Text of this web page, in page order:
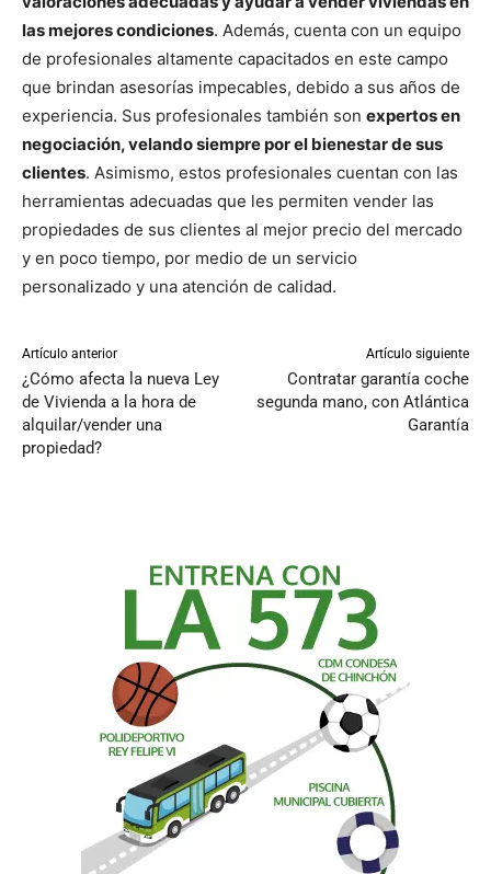
las mejores condiciones. Además, cuenta con un equipo
de profesionales altamente capacitados en este campo
que brindan asesorías impecables, debido a sus años de
experiencia. Sus profesionales también son expertos en
negociación, velando siempre por el bienestar de sus
clientes. Asimismo, estos profesionales cuentan con las
herramientas adecuadas que les permiten vender las
propiedades de sus clientes al mejor precio del mercado
y en poco tiempo, por medio de un servicio
personalizado y una atención de calidad.
Artículo anterior
¿Cómo afecta la nueva Ley
de Vivienda a la hora de
alquilar/vender una
propiedad?
Artículo siguiente
Contratar garantía coche
segunda mano, con Atlántica
Garantía